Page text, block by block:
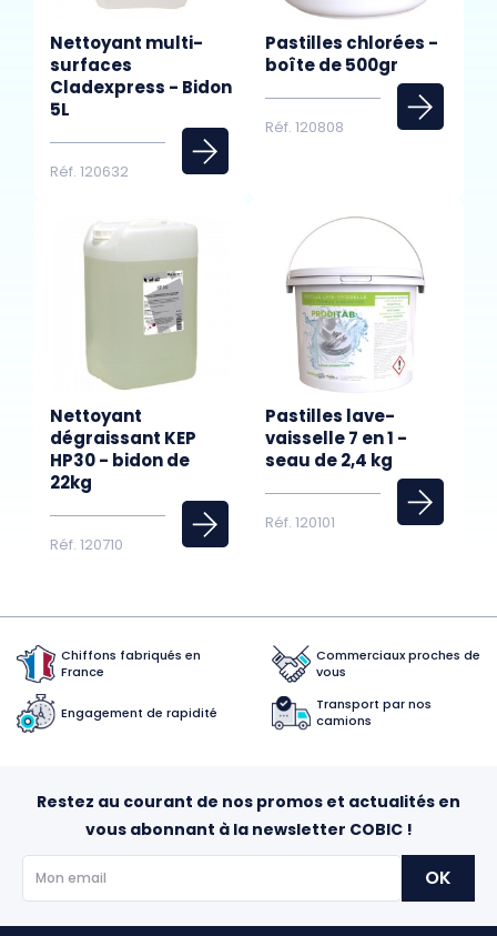
Nettoyant multi-
surfaces
Cladexpress - Bidon
5L
Réf. 120632
Pastilles chlorées -
boîte de 500gr
Réf. 120808
Nettoyant
dégraissant KEP
HP30 - bidon de
22kg
Réf. 120710
Pastilles lave-
vaisselle 7 en 1 -
seau de 2,4 kg
Réf. 120101
Chiffons fabriqués en
France
Commerciaux proches de
vous
Engagement de rapidité
Transport par nos
camions
Restez au courant de nos promos et actualités en
vous abonnant à la newsletter COBIC !